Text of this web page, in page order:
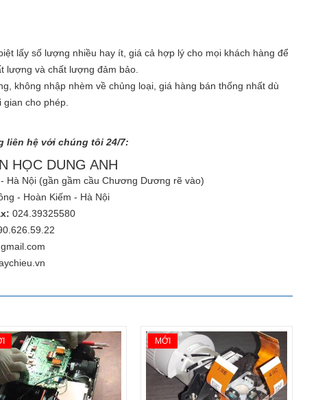
lấy số lượng nhiều hay ít, giá cả hợp lý cho mọi khách hàng để
lượng và chất lượng đảm bảo.
không nhập nhèm về chủng loại, giá hàng bán thống nhất dù
gian cho phép.
liên hệ với chúng tôi 24/7:
HỌC DUNG ANH
Hà Nội (gần gầm cầu Chương Dương rẽ vào)
- Hoàn Kiếm - Hà Nội
024.39325580
MỚI